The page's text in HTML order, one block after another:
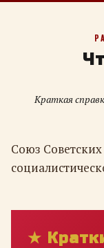
Краткая
Союз
★